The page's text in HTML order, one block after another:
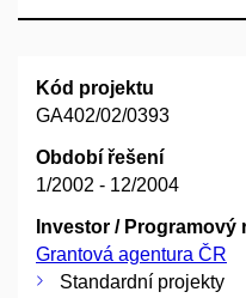
Kód projektu
GA402/02/0393
Období řešení
1/2002 - 12/2004
Investor / Programový
Grantová agentura ČR
Standardní projekty